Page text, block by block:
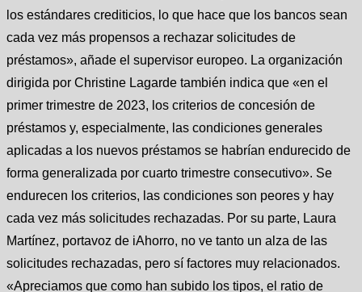
los estándares crediticios, lo que hace que los bancos sean
cada vez más propensos a rechazar solicitudes de
préstamos», añade el supervisor europeo. La organización
dirigida por Christine Lagarde también indica que «en el
primer trimestre de 2023, los criterios de concesión de
préstamos y, especialmente, las condiciones generales
aplicadas a los nuevos préstamos se habrían endurecido de
forma generalizada por cuarto trimestre consecutivo». Se
endurecen los criterios, las condiciones son peores y hay
cada vez más solicitudes rechazadas. Por su parte, Laura
Martínez, portavoz de iAhorro, no ve tanto un alza de las
solicitudes rechazadas, pero sí factores muy relacionados.
«Apreciamos que como han subido los tipos, el ratio de